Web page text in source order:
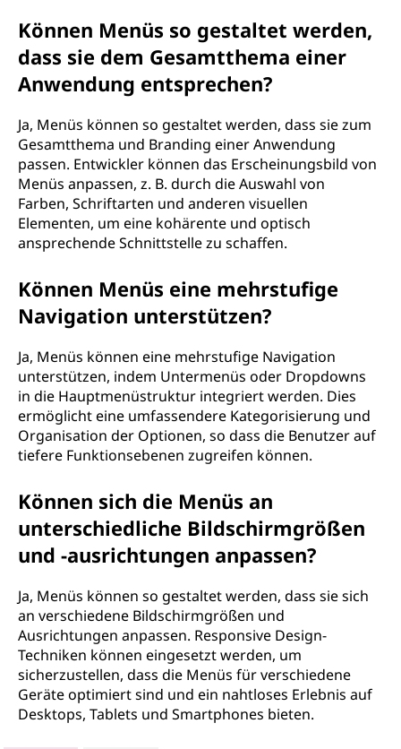
Können Menüs so gestaltet werden,
dass sie dem Gesamtthema einer
Anwendung entsprechen?
Ja, Menüs können so gestaltet werden, dass sie zum
Gesamtthema und Branding einer Anwendung
passen. Entwickler können das Erscheinungsbild von
Menüs anpassen, z. B. durch die Auswahl von
Farben, Schriftarten und anderen visuellen
Elementen, um eine kohärente und optisch
ansprechende Schnittstelle zu schaffen.
Können Menüs eine mehrstufige
Navigation unterstützen?
Ja, Menüs können eine mehrstufige Navigation
unterstützen, indem Untermenüs oder Dropdowns
in die Hauptmenüstruktur integriert werden. Dies
ermöglicht eine umfassendere Kategorisierung und
Organisation der Optionen, so dass die Benutzer auf
tiefere Funktionsebenen zugreifen können.
Können sich die Menüs an
unterschiedliche Bildschirmgrößen
und -ausrichtungen anpassen?
Ja, Menüs können so gestaltet werden, dass sie sich
an verschiedene Bildschirmgrößen und
Ausrichtungen anpassen. Responsive Design-
Techniken können eingesetzt werden, um
sicherzustellen, dass die Menüs für verschiedene
Geräte optimiert sind und ein nahtloses Erlebnis auf
Desktops, Tablets und Smartphones bieten.